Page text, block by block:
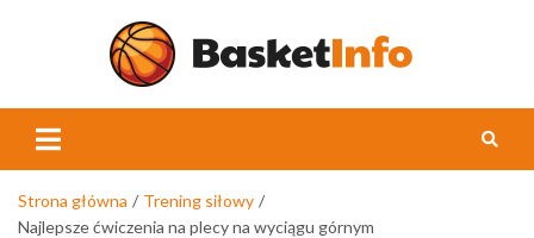
Strona główna
Trening siłowy
Najlepsze ćwiczenia na plecy na wyciągu górnym